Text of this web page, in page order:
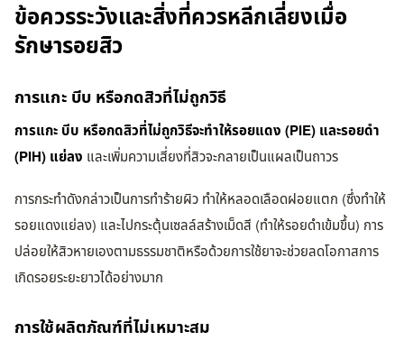
ข้อควรระวังและสิ่งที่ควรหลีกเลี่ยงเมื่อ
รักษารอยสิว
การแกะ บีบ หรือกดสิวที่ไม่ถูกวิธี
การแกะ บีบ หรือกดสิวที่ไม่ถูกวิธีจะทำให้รอยแดง (PIE) และรอยดำ
(PIH) แย่ลง และเพิ่มความเสี่ยงที่สิวจะกลายเป็นแผลเป็นถาวร
การกระทำดังกล่าวเป็นการทำร้ายผิว ทำให้หลอดเลือดฝอยแตก (ซึ่งทำให้
รอยแดงแย่ลง) และไปกระตุ้นเซลล์สร้างเม็ดสี (ทำให้รอยดำเข้มขึ้น) การ
ปล่อยให้สิวหายเองตามธรรมชาติหรือด้วยการใช้ยาจะช่วยลดโอกาสการ
เกิดรอยระยะยาวได้อย่างมาก
การใช้ผลิตภัณฑ์ที่ไม่เหมาะสม